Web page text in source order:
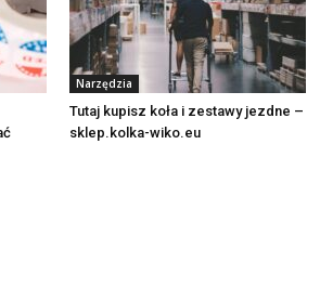
Narzędzia
Tutaj kupisz koła i zestawy jezdne –
sklep.kolka-wiko.eu